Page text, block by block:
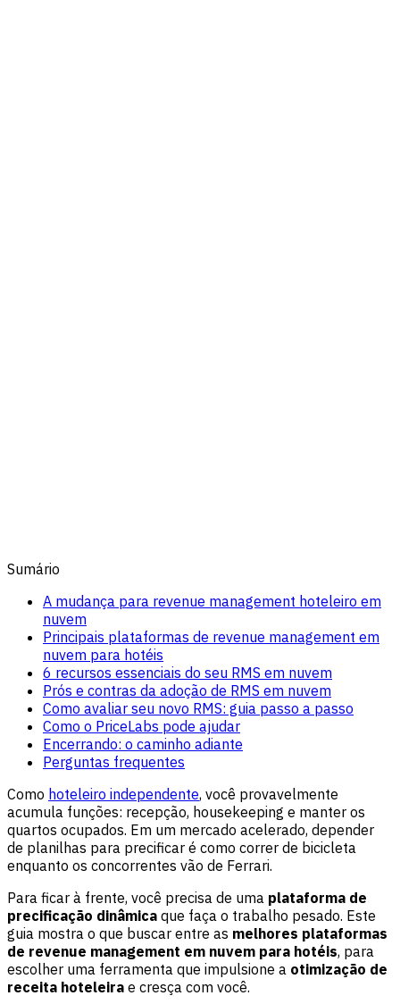
Sumário
A mudança para revenue management hoteleiro em
nuvem
Principais plataformas de revenue management em
nuvem para hotéis
6 recursos essenciais do seu RMS em nuvem
Prós e contras da adoção de RMS em nuvem
Como avaliar seu novo RMS: guia passo a passo
Como o PriceLabs pode ajudar
Encerrando: o caminho adiante
Perguntas frequentes
Como hoteleiro independente, você provavelmente
acumula funções: recepção, housekeeping e manter os
quartos ocupados. Em um mercado acelerado, depender
de planilhas para precificar é como correr de bicicleta
enquanto os concorrentes vão de Ferrari.
Para ficar à frente, você precisa de uma plataforma de
precificação dinâmica que faça o trabalho pesado. Este
guia mostra o que buscar entre as melhores plataformas
de revenue management em nuvem para hotéis, para
escolher uma ferramenta que impulsione a otimização de
receita hoteleira e cresça com você.